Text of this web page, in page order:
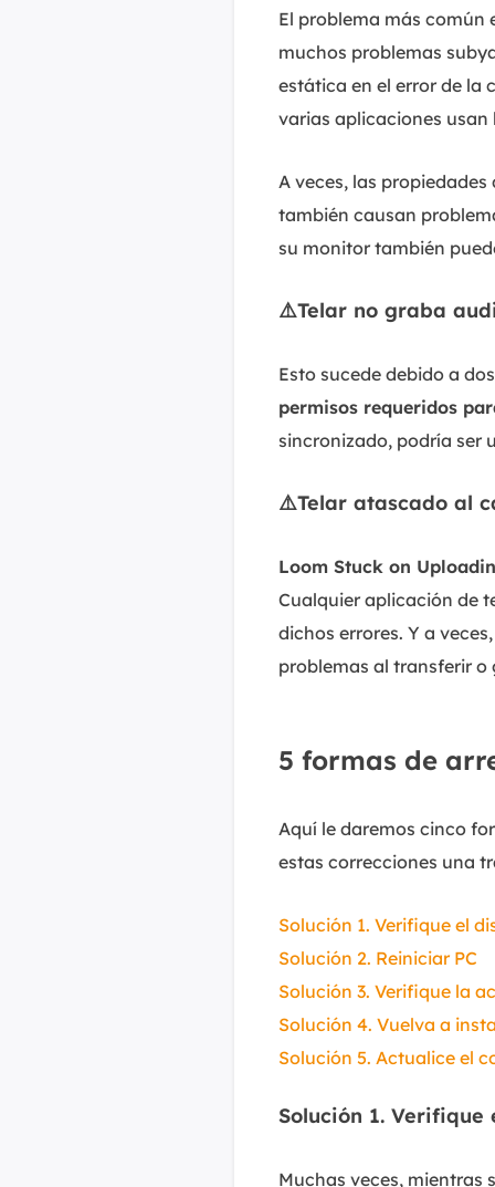
El problema más común
muchos problemas
estática en el error de la
varias aplicaciones usan
A veces, las
también causan
su monitor también
⚠️Telar no graba
Esto sucede debido a
permisos requeridos
sincronizado, podría ser
⚠️Telar atascado al
Loom Stuck on
Cualquier aplicación de
dichos errores. Y a
problemas al transferir
5 formas de
Aquí le daremos cinco
estas correcciones una
Solución 1. Verifique el
Solución 2. Reiniciar PC
Solución 3. Verifique la
Solución 4. Vuelva a
Solución 5. Actualice el
Solución 1.
Muchas veces, mientras